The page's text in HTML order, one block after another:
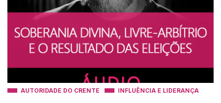
AUTORIDADE DO CRENTE INFLUÊNCIA E LIDERANÇA